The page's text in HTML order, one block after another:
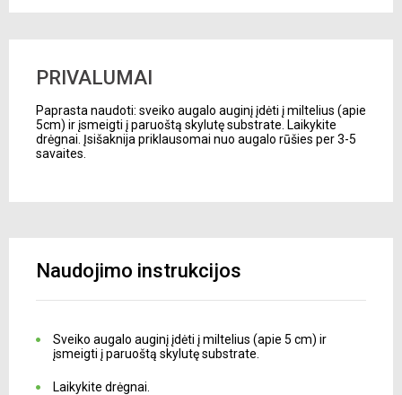
PRIVALUMAI
Paprasta naudoti: sveiko augalo auginį įdėti į miltelius (apie
5cm) ir įsmeigti į paruoštą skylutę substrate. Laikykite
drėgnai. Įsišaknija priklausomai nuo augalo rūšies per 3-5
savaites.
Naudojimo instrukcijos
Sveiko augalo auginį įdėti į miltelius (apie 5 cm) ir
įsmeigti į paruoštą skylutę substrate.
Laikykite drėgnai.